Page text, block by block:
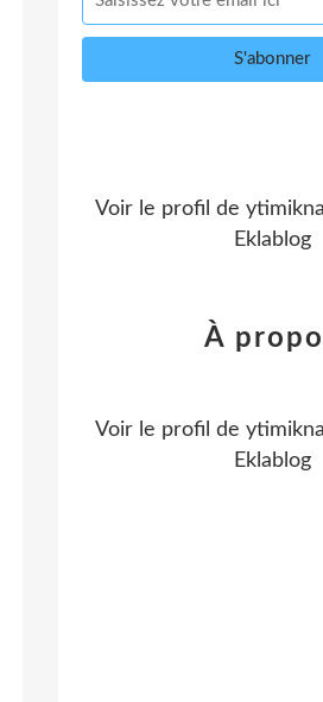
Voir le profil de ytimikna
Eklablog
À
Voir le profil de ytimikna
Eklablog